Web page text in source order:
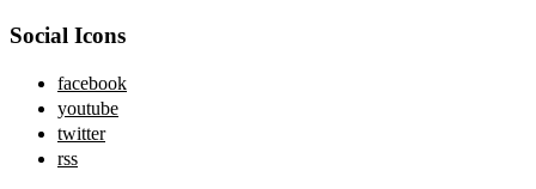
Social Icons
facebook
youtube
twitter
rss